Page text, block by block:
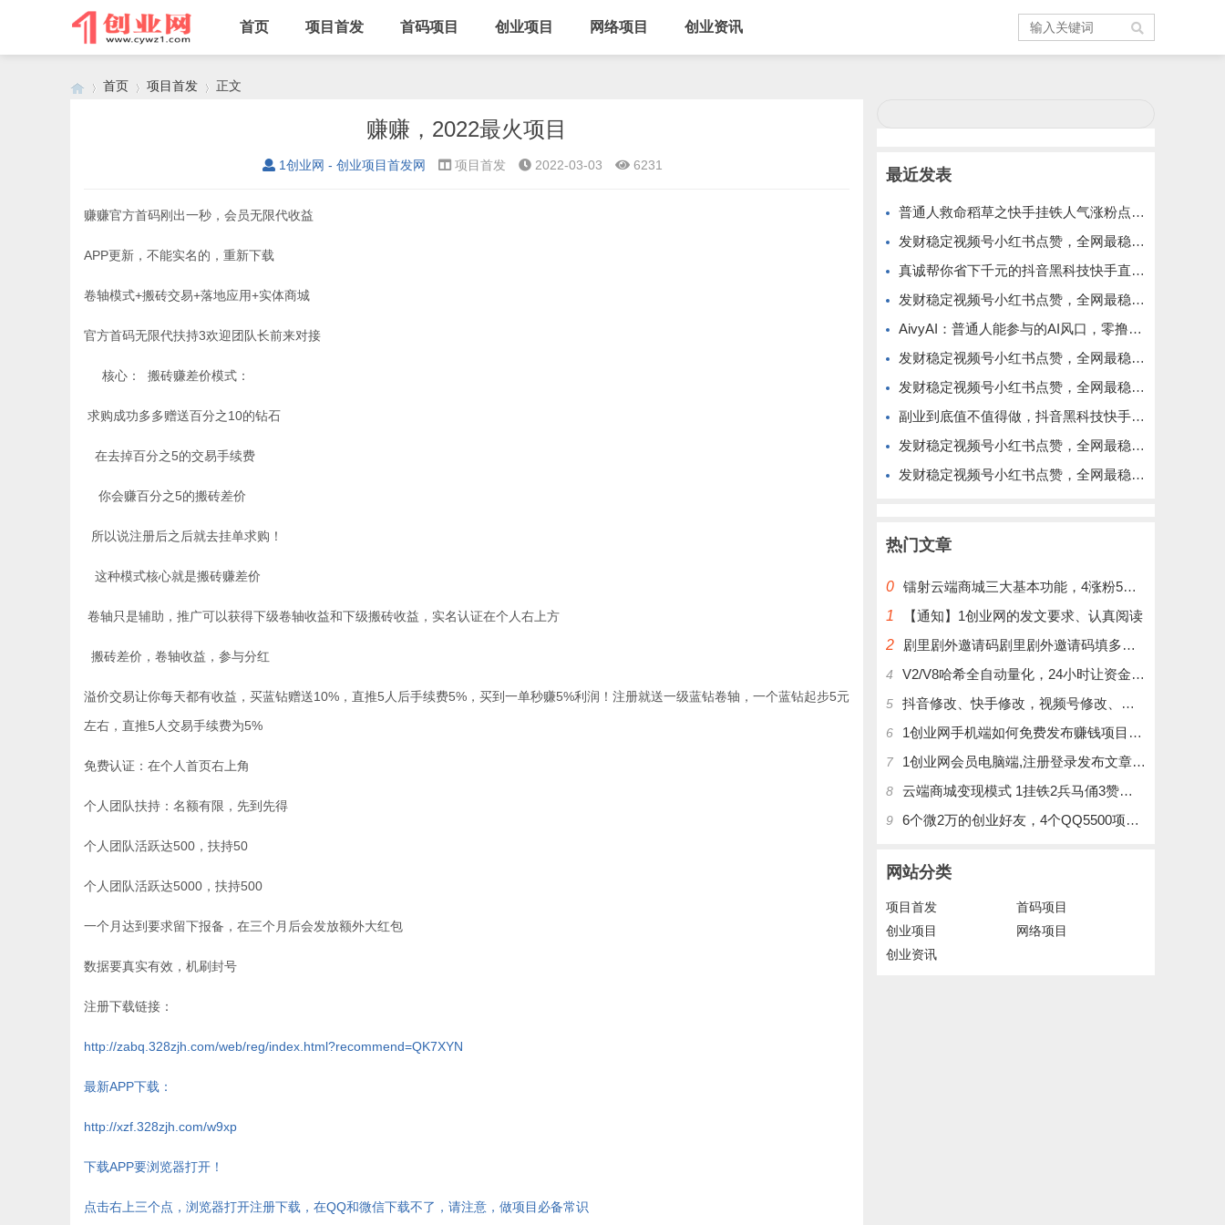
首页 项目首发 首码项目 创业项目 网络项目 创业资讯
首页 项目首发 正文
赚赚，2022最火项目
1创业网 - 创业项目首发网 项目首发 2022-03-03 6231
赚赚官方首码刚出一秒，会员无限代收益
APP更新，不能实名的，重新下载
卷轴模式+搬砖交易+落地应用+实体商城
官方首码无限代扶持3欢迎团队长前来对接
核心： 搬砖赚差价模式：
求购成功多多赠送百分之10的钻石
在去掉百分之5的交易手续费
你会赚百分之5的搬砖差价
所以说注册后之后就去挂单求购！
这种模式核心就是搬砖赚差价
卷轴只是辅助，推广可以获得下级卷轴收益和下级搬砖收益，实名认证在个人右上方
搬砖差价，卷轴收益，参与分红
溢价交易让你每天都有收益，买蓝钻赠送10%，直推5人后手续费5%，买到一单秒赚5%利润！注册就送一级蓝钻卷轴，一个蓝钻起步5元
左右，直推5人交易手续费为5%
免费认证：在个人首页右上角
个人团队扶持：名额有限，先到先得
个人团队活跃达500，扶持50
个人团队活跃达5000，扶持500
一个月达到要求留下报备，在三个月后会发放额外大红包
数据要真实有效，机刷封号
注册下载链接：
http://zabq.328zjh.com/web/reg/index.html?recommend=QK7XYN
最新APP下载：
http://xzf.328zjh.com/w9xp
下载APP要浏览器打开！
点击右上三个点，浏览器打开注册下载，在QQ和微信下载不了，请注意，做项目必备常识
最近发表
普通人救命稻草之快手挂铁人气涨粉点赞抖音黑科技云端商城免费公布
发财稳定视频号小红书点赞，全网最稳定绿色的项目，小红书启动
真诚帮你省下千元的抖音黑科技快手直播间人气涨粉点赞云端商城免费送
发财稳定视频号小红书点赞，全网最稳定绿色的项目，全网一起推
AivyAI：普通人能参与的AI风口，零撸AVAX，首码上线速度上车！
发财稳定视频号小红书点赞，全网最稳定绿色的项目，价格拉满的哦
发财稳定视频号小红书点赞，全网最稳定绿色的项目，今年再加油
副业到底值不值得做，抖音黑科技快手上人涨粉云端商城真能逆袭赚钱
发财稳定视频号小红书点赞，全网最稳定绿色的项目，完美来拉新
发财稳定视频号小红书点赞，全网最稳定绿色的项目，完全自动了
热门文章
0 镭射云端商城三大基本功能，4涨粉5涨播放量6挂铁，为你揭开真实的面纱!
1
【通知】1创业网的发文要求、认真阅读
2
剧里剧外邀请码剧里剧外邀请码填多少呢？
4 V2/V8哈希全自动量化，24小时让资金为你打工！
5 抖音修改、快手修改，视频号修改、大屏修改|橱窗修改|抖店修改|、招代理可单独购买
6 1创业网手机端如何免费发布赚钱项目文章
7 1创业网会员电脑端,注册登录发布文章,操作介绍
8 云端商城变现模式 1挂铁2兵马俑3赞刷4涨粉，带你玩.赚风口项日
9 6个微2万的创业好友，4个QQ5500项目好友，QQ每天在线人数2400人、承接朋友圈广告投放
网站分类
项目首发
首码项目
创业项目
网络项目
创业资讯